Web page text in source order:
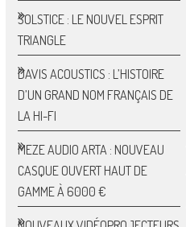
SOLSTICE : LE NOUVEL ESPRIT
TRIANGLE
DAVIS ACOUSTICS : L’HISTOIRE
D’UN GRAND NOM FRANÇAIS DE
LA HI-FI
MEZE AUDIO ARTA : NOUVEAU
CASQUE OUVERT HAUT DE
GAMME À 6000 €